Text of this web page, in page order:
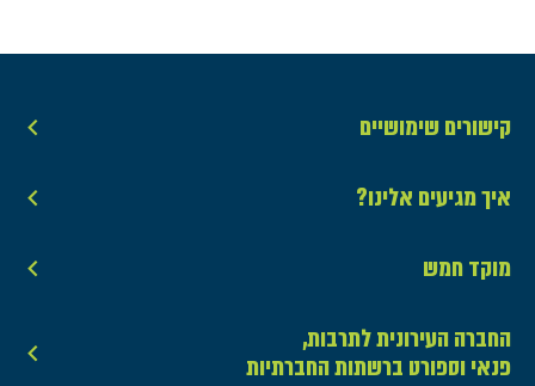
קישורים שימושיים
איך מגיעים אלינו?
מוקד חמש
החברה העירונית לתרבות,
פנאי וספורט ברשתות החברתיות